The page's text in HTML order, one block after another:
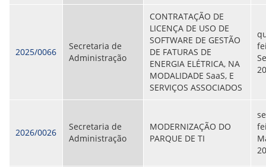
RISI - FAQ (PERGUNTAS FREQUENTES)
CATÁLOGO DE SERVIÇOS DE TIC
ORIENTAÇÕES
MODELO
PARECERES TÉCNICOS EMITIDOS
RESOLUÇÕES
ATAS DA CIPA
ATAS E RESOLUÇÕES DO CONSELHO FISCAL
2025/0066
Secretaria de
Administração
CONTRATAÇÃO DE
LICENÇA DE USO DE
SOFTWARE DE GESTÃO
DE FATURAS DE
ENERGIA ELÉTRICA, NA
MODALIDADE SaaS, E
SERVIÇOS ASSOCIADOS
2026/0026
Secretaria de
Administração
MODERNIZAÇÃO DO
PARQUE DE TI